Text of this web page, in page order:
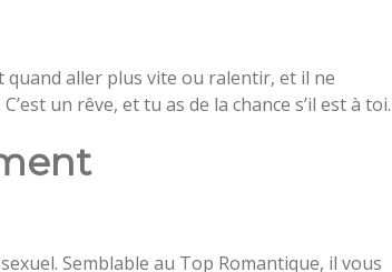
quand aller plus vite ou ralentir, et il ne
un rêve, et tu as de la chance s’il est à toi.
Semblable au Top Romantique, il vous